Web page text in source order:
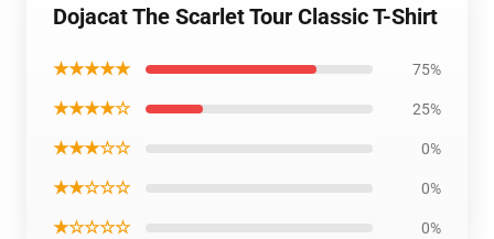
Dojacat The Scarlet Tour Classic T-Shirt
★★★★★ 75%
★★★★☆ 25%
★★★☆☆ 0%
★★☆☆☆ 0%
★☆☆☆☆ 0%